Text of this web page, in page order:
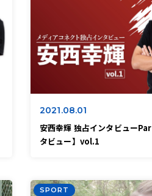
2021.08.01
安西幸輝 独占インタビュー
タビュー】vol.1
SPORT